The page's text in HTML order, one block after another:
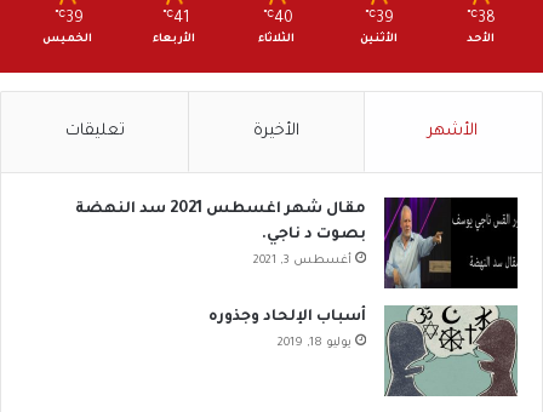
38
℃
الأحد
39
℃
الأثنين
40
℃
الثلاثاء
41
℃
الأربعاء
39
℃
الخميس
الأشهر الأخيرة تعليقات
مقال شهر اغسطس 2021 سد النهضة
بصوت د ناجي.
أغسطس 3, 2021
أسباب الإلحاد وجذوره
يوليو 18, 2019